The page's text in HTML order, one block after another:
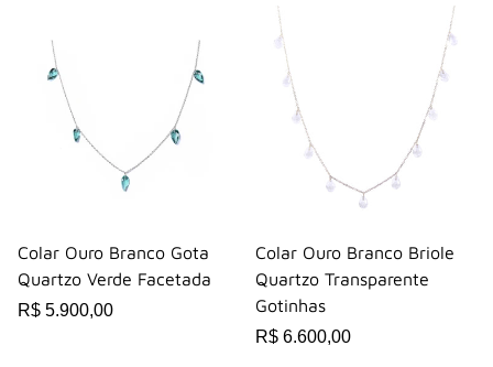
Colar Ouro Branco Gota
Quartzo Verde Facetada
R$ 5.900,00
Colar Ouro Branco Briole
Quartzo Transparente
Gotinhas
R$ 6.600,00